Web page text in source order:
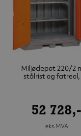
Miljødepot 220/2
stålrist og fatreol,
52 728,-
eks.MVA